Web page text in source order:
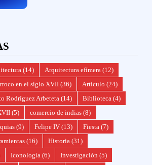
(14) Arquitectura efímera (12)
en el siglo XVII (36) Artículo (24)
Rodríguez Arbeteta (14) Biblioteca (4)
(5) comercio de indias (8)
(9) Felipe IV (13) Fiesta (7)
(16) Historia (31)
Iconología (6) Investigación (5)